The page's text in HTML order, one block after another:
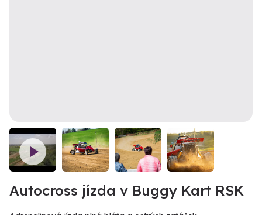
Autocross jízda v Buggy Kart RSK